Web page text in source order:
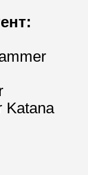
Katana